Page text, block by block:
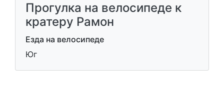
Прогулка на велосипеде к
кратеру Рамон
Езда на велосипеде
Юг